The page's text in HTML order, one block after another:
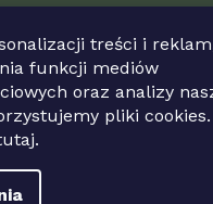
treści i
funkcji mediów
oraz analizy
pliki cookies.